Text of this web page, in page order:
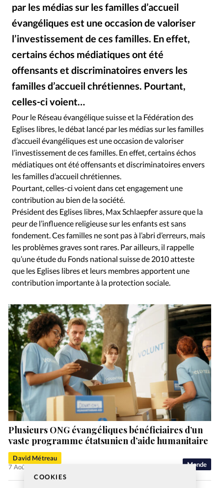
COOKIES
RUBRIQUES
Eglises
Histoire
Mission
Monde People Politique
Religions
Société
par les médias sur les familles d’accueil
évangéliques est une occasion de valoriser
l’investissement de ces familles. En effet,
certains échos médiatiques ont été
offensants et discriminatoires envers les
familles d’accueil chrétiennes. Pourtant,
celles-ci voient…
Pour le Réseau évangélique suisse et la Fédération des
Eglises libres, le débat lancé par les médias sur les familles
d’accueil évangéliques est une occasion de valoriser
l’investissement de ces familles. En effet, certains échos
médiatiques ont été offensants et discriminatoires envers
les familles d’accueil chrétiennes.
Pourtant, celles-ci voient dans cet engagement une
contribution au bien de la société.
Président des Eglises libres, Max Schlaepfer assure que la
peur de l’influence religieuse sur les enfants est sans
fondement. Ces familles ne sont pas à l’abri d’erreurs, mais
les problèmes graves sont rares. Par ailleurs, il rappelle
qu’une étude du Fonds national suisse de 2010 atteste
que les Eglises libres et leurs membres apportent une
contribution importante à la protection sociale.
Monde
Plusieurs ONG évangéliques bénéficiaires d’un
vaste programme étatsunien d’aide humanitaire
David Métreau
7 Août 2026